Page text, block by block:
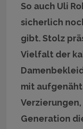
So auch Uli
sicherlich
gibt. Stolz
Vielfalt der
mit
Generation